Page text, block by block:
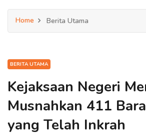
Home Berita Utama
BERITA UTAMA
Kejaksaan Negeri
Musnahkan 411
yang Telah Inkrah